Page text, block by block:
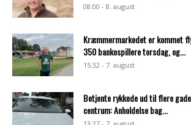
08:00 - 8. august
Kræmmermarkedet er kommet
350 bankospillere torsdag, og...
15:32 - 7. august
Betjente rykkede ud til flere
centrum: Anholdelse bag...